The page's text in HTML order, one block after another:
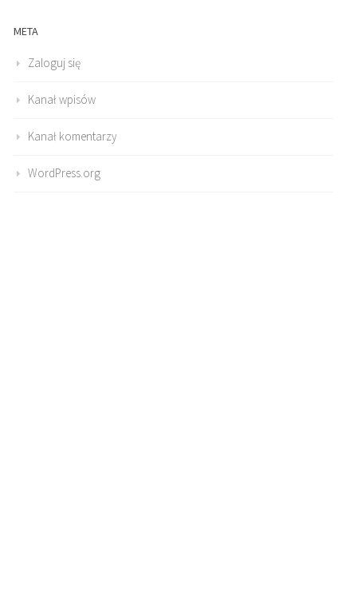
META
Zaloguj się
Kanał wpisów
Kanał komentarzy
WordPress.org